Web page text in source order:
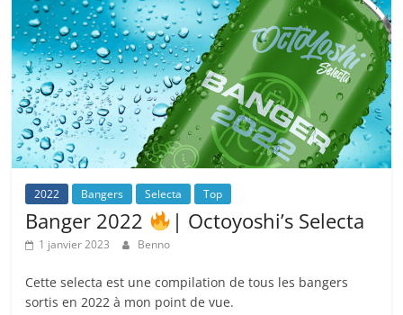
2022 Bangers Selecta Top
Banger 2022 | Octoyoshi’s Selecta
1 janvier 2023 Benno
Cette selecta est une compilation de tous les bangers
sortis en 2022 à mon point de vue.